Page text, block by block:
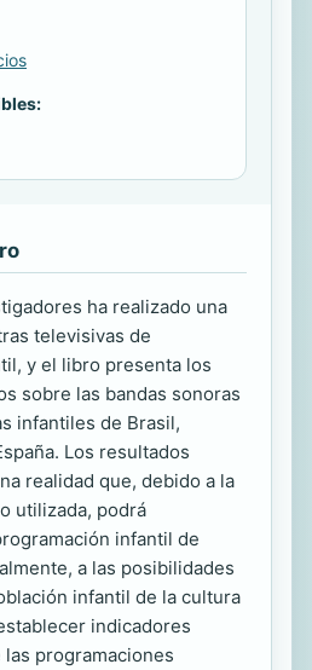
ha realizado una
televisivas de
y el libro presenta los
sobre las bandas sonoras
infantiles de Brasil,
Los resultados
realidad que, debido a la
utilizada, podrá
infantil de
a las posibilidades
infantil de la cultura
indicadores
programaciones